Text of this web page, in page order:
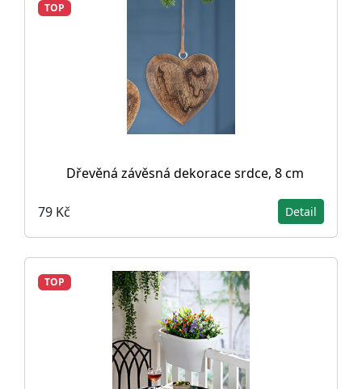
TOP
Dřevěná závěsná dekorace srdce, 8 cm
79 Kč Detail
TOP